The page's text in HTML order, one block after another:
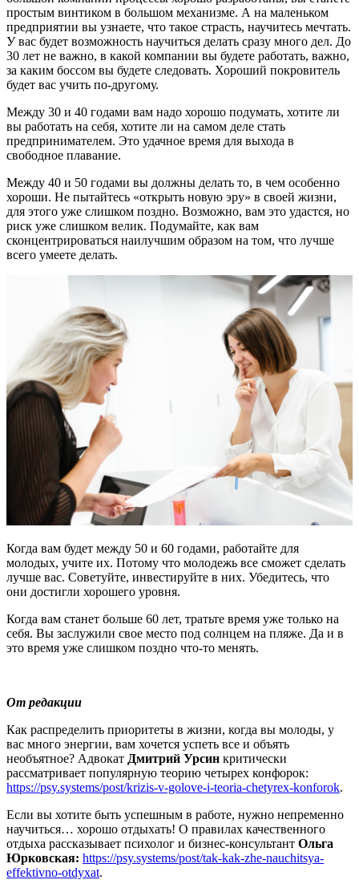
простым винтиком в большом механизме. А на маленьком
предприятии вы узнаете, что такое страсть, научитесь мечтать.
У вас будет возможность научиться делать сразу много дел. До
30 лет не важно, в какой компании вы будете работать, важно,
за каким боссом вы будете следовать. Хороший покровитель
будет вас учить по-другому.
Между 30 и 40 годами вам надо хорошо подумать, хотите ли
вы работать на себя, хотите ли на самом деле стать
предпринимателем. Это удачное время для выхода в
свободное плавание.
Между 40 и 50 годами вы должны делать то, в чем особенно
хороши. Не пытайтесь «открыть новую эру» в своей жизни,
для этого уже слишком поздно. Возможно, вам это удастся, но
риск уже слишком велик. Подумайте, как вам
сконцентрироваться наилучшим образом на том, что лучше
всего умеете делать.
Когда вам будет между 50 и 60 годами, работайте для
молодых, учите их. Потому что молодежь все сможет сделать
лучше вас. Советуйте, инвестируйте в них. Убедитесь, что
они достигли хорошего уровня.
Когда вам станет больше 60 лет, тратьте время уже только на
себя. Вы заслужили свое место под солнцем на пляже. Да и в
это время уже слишком поздно что-то менять.
От редакции
Как распределить приоритеты в жизни, когда вы молоды, у
вас много энергии, вам хочется успеть все и объять
необъятное? Адвокат Дмитрий Урсин критически
рассматривает популярную теорию четырех конфорок:
https://psy.systems/post/krizis-v-golove-i-teoria-chetyrex-konforok.
Если вы хотите быть успешным в работе, нужно непременно
научиться… хорошо отдыхать! О правилах качественного
отдыха рассказывает психолог и бизнес-консультант Ольга
Юрковская: https://psy.systems/post/tak-kak-zhe-nauchitsya-
effektivno-otdyxat.